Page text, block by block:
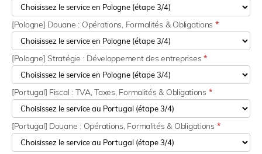
[Pologne] Douane : Opérations, Formalités & Obligations *
[Pologne] Stratégie : Développement des entreprises *
[Portugal] Fiscal : TVA, Taxes, Formalités & Obligations *
[Portugal] Douane : Opérations, Formalités & Obligations *